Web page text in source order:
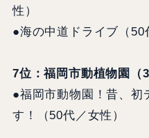
性）
●海の中道ドライブ（50
7位：福岡市動植物園（
●福岡市動物園！昔、初
す！（50代／女性）